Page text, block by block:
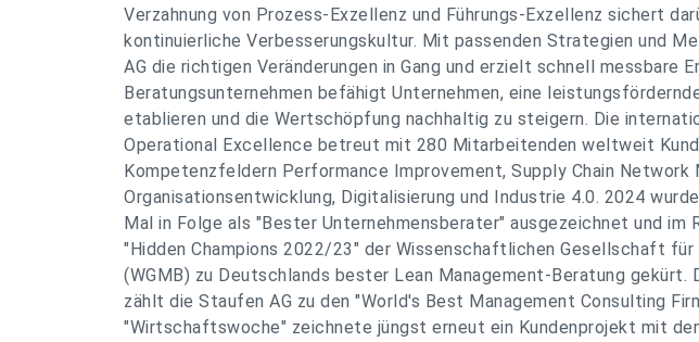
Verzahnung von Prozess-Exzellenz und Führungs-Exzellenz sichert
kontinuierliche Verbesserungskultur. Mit passenden Strategien und
AG die richtigen Veränderungen in Gang und erzielt schnell messbare
Beratungsunternehmen befähigt Unternehmen, eine
etablieren und die Wertschöpfung nachhaltig zu steigern. Die
Operational Excellence betreut mit 280 Mitarbeitenden weltweit
Kompetenzfeldern Performance Improvement, Supply Chain Network
Organisationsentwicklung, Digitalisierung und Industrie 4.0. 2024
Mal in Folge als "Bester Unternehmensberater" ausgezeichnet und im
"Hidden Champions 2022/23" der Wissenschaftlichen Gesellschaft für
(WGMB) zu Deutschlands bester Lean Management-Beratung gekürt.
zählt die Staufen AG zu den "World's Best Management Consulting
"Wirtschaftswoche" zeichnete jüngst erneut ein Kundenprojekt mit